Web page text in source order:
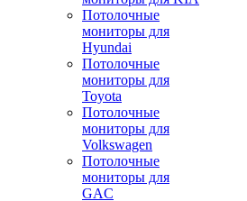
Потолочные
мониторы для
Hyundai
Потолочные
мониторы для
Toyota
Потолочные
мониторы для
Volkswagen
Потолочные
мониторы для
GAC